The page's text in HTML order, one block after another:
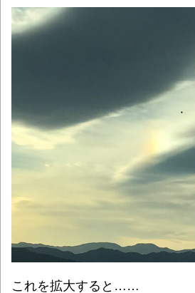
これを拡大すると……